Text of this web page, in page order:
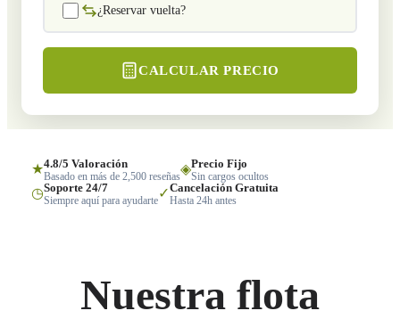
¿Reservar vuelta?
CALCULAR PRECIO
★4.8/5 Valoración
Basado en más de 2,500 reseñas◈Precio Fijo
Sin cargos ocultos
◷Soporte 24/7
Siempre aquí para ayudarte✓Cancelación Gratuita
Hasta 24h antes
Nuestra flota